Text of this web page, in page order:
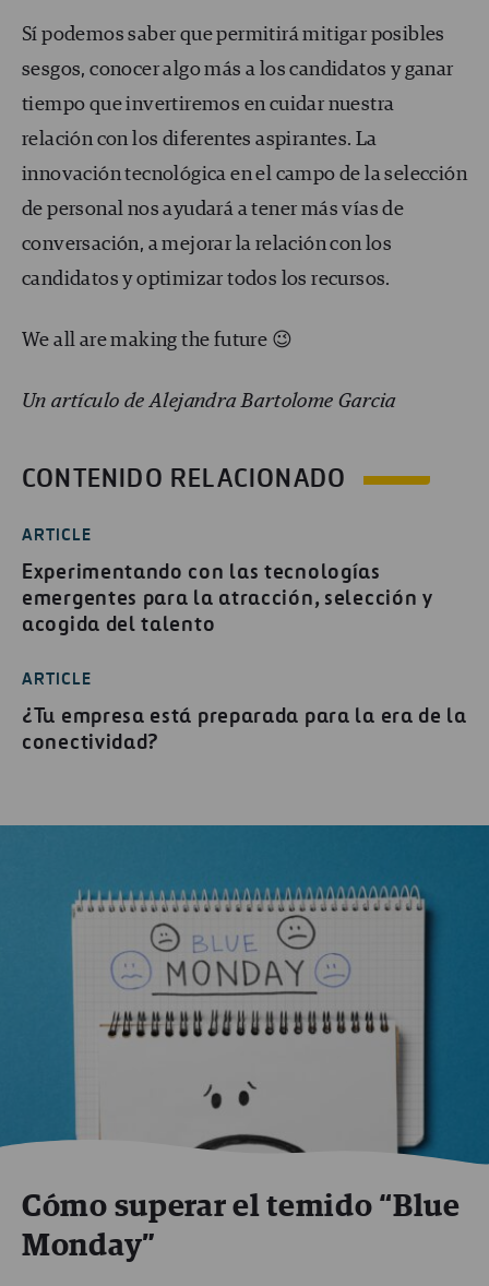
Sí podemos saber que permitirá mitigar posibles
sesgos, conocer algo más a los candidatos y ganar
tiempo que invertiremos en cuidar nuestra
relación con los diferentes aspirantes. La
innovación tecnológica en el campo de la selección
de personal nos ayudará a tener más vías de
conversación, a mejorar la relación con los
candidatos y optimizar todos los recursos.
We all are making the future 😉
Un artículo de Alejandra Bartolome Garcia
CONTENIDO RELACIONADO
ARTICLE
Experimentando con las tecnologías
emergentes para la atracción, selección y
acogida del talento
ARTICLE
¿Tu empresa está preparada para la era de la
conectividad?
Cómo superar el temido “Blue
Monday”